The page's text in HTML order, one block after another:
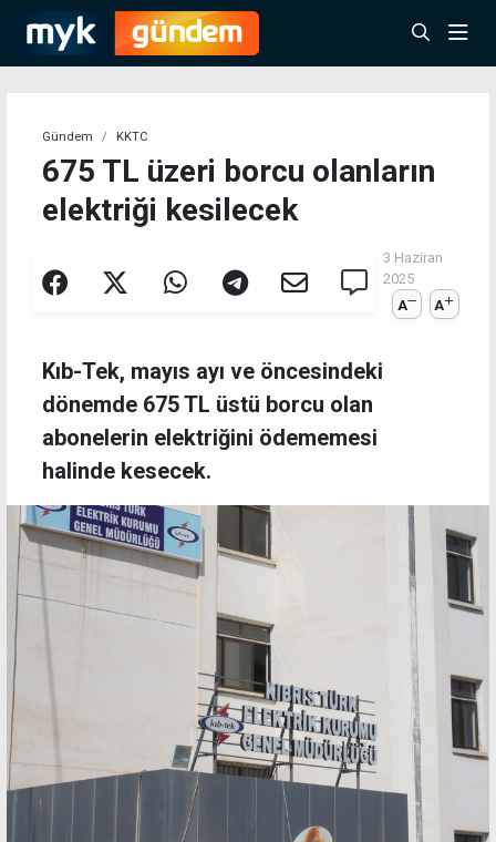
Gündem KKTC
675 TL üzeri borcu olanların
elektriği kesilecek
3 Haziran
2025
A
A
Kıb-Tek, mayıs ayı ve öncesindeki
dönemde 675 TL üstü borcu olan
abonelerin elektriğini ödememesi
halinde kesecek.